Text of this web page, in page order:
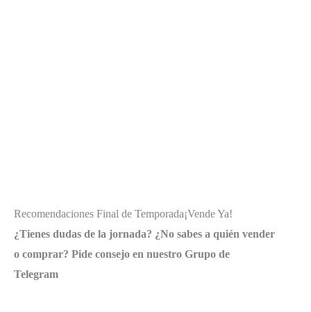
Recomendaciones Final de Temporada¡Vende Ya!
¿Tienes dudas de la jornada? ¿No sabes a quién vender
o comprar? Pide consejo en nuestro Grupo de
Telegram